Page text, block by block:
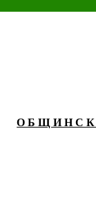
О Б Щ И Н С